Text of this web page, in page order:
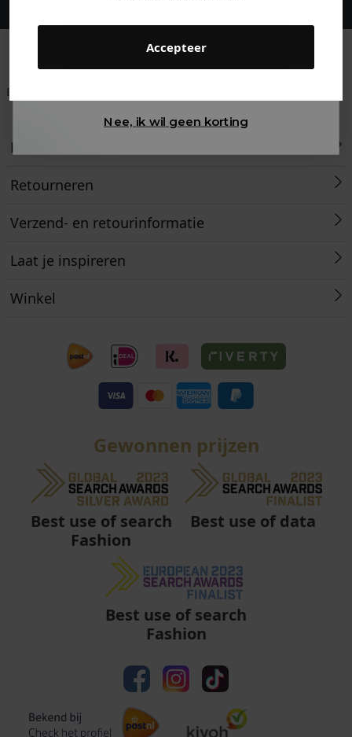
Accepteer
Betaal achteraf met
Klantenservice
Retourneren
Verzend- en retourinformatie
Laat je inspireren
Winkel
Gewonnen prijzen
Best use of search
Fashion
Best use of data
Best use of search
Fashion
Kids kleding
Nee, ik wil geen korting